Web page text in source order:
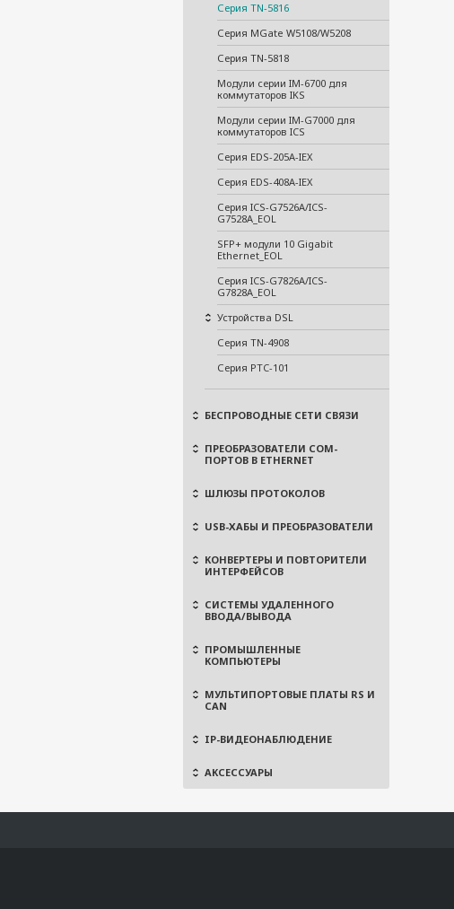
Серия TN-5816
Серия MGate W5108/W5208
Серия TN-5818
Модули серии IM-6700 для
коммутаторов IKS
Модули серии IM-G7000 для
коммутаторов ICS
Серия EDS-205A-IEX
Серия EDS-408A-IEX
Серия ICS-G7526A/ICS-
G7528A_EOL
SFP+ модули 10 Gigabit
Ethernet_EOL
Серия ICS-G7826A/ICS-
G7828A_EOL
Устройства DSL
Серия TN-4908
Серия PTC-101
БЕСПРОВОДНЫЕ СЕТИ СВЯЗИ
ПРЕОБРАЗОВАТЕЛИ COM-
ПОРТОВ В ETHERNET
ШЛЮЗЫ ПРОТОКОЛОВ
USB-ХАБЫ И ПРЕОБРАЗОВАТЕЛИ
КОНВЕРТЕРЫ И ПОВТОРИТЕЛИ
ИНТЕРФЕЙСОВ
СИСТЕМЫ УДАЛЕННОГО
ВВОДА/ВЫВОДА
ПРОМЫШЛЕННЫЕ
КОМПЬЮТЕРЫ
МУЛЬТИПОРТОВЫЕ ПЛАТЫ RS И
CAN
IP-ВИДЕОНАБЛЮДЕНИЕ
АКСЕССУАРЫ